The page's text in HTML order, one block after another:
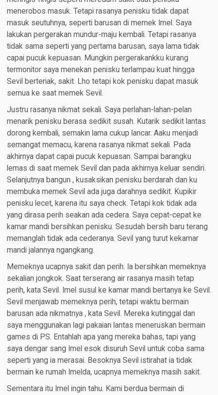
menerobos masuk. Tetapi rasanya penisku tidak dapat
masuk seutuhnya, seperti barusan di memek Imel. Saya
lakukan pergerakan mundur-maju kembali. Tetapi rasanya
tidak sama seperti yang pertama barusan, saya lama tidak
capai pucuk kepuasan. Mungkin pergerakankku kurang
termonitor saya menekan penisku terlampau kuat hingga
Sevil berteriak, sakit. Lho tetapi kok penisku dapat masuk
semua ke saat memek Sevil.
Justru rasanya nikmat sekali. Saya perlahan-lahan-pelan
menarik penisku berasa sedikit susah. Kutarik sedikit lantas
dorong kembali, semakin lama cukup lancar. Aaku menjadi
semangat memacu, karena rasanya nikmat sekali. Pada
akhirnya dapat capai pucuk kepuasan. Sampai barangku
lemas di saat memek Sevil dan pada akhirnya keluar sendiri.
Selanjutnya bangun , kusaksikan penisku berdarah dan ku
membuka memek Sevil ada juga darahnya sedikit. Kupikir
penisku lecet, karena itu saya check. Tetapi kok tidak ada
yang dirasa perih seakan ada cedera. Saya cepat-cepat ke
kamar mandi bersihkan penisku. Sesudah bersih baru terang
memanglah tidak ada cederanya. Sevil yang turut kekamar
mandi jalannya ngangkang.
Memeknya ucapnya sakit dan perih. Ia bersihkan memeknya
sekalian jongkok. Saat terserang air rasanya masih tetap
perih, kata Sevil. Imel susul ke kamar mandi bertanya ke Sevil.
Sevil menjawab memeknya perih, tetapi waktu bermain
barusan ada nikmatnya , kata Sevil. Mereka kutinggal dan
saya menggunakan lagi pakaian lantas meneruskan bermain
games di PS. Entahlah apa yang mereka bahas, tapi yang
saya dengar sang Imel esok disuruh Sevil untuk coba sama
seperti yang ia merasai. Besoknya Sevil istirahat ia tidak
bermain ke rumah Imelda, ucapnya memeknya masih sakit.
Sementara itu Imel ingin tahu. Kami berdua bermain di